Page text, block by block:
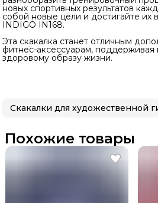
новых спортивных результатов
собой новые цели и достигайте их
INDIGO IN168.
Эта скакалка станет отличным
фитнес-аксессуарам,
здоровому образу жизни.
Похожие товары